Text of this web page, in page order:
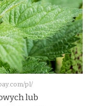
pl/
lub